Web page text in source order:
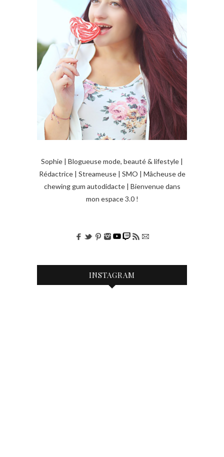
Sophie | Blogueuse mode, beauté & lifestyle |
Rédactrice | Streameuse | SMO | Mâcheuse de
chewing gum autodidacte | Bienvenue dans
mon espace 3.0 !
INSTAGRAM